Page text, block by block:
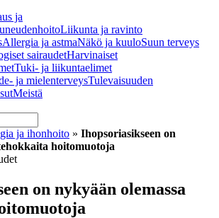
ja
Liikunta ja ravinto
Allergia ja astmaNäkö ja kuuloSuun terveys
sairaudetHarvinaiset
Tuki- ja liikuntaelimet
ja mielenterveysTulevaisuuden
Meistä
ja ihonhoito » Ihopsoriasikseen on
hoitomuotoja
on nykyään olemassa